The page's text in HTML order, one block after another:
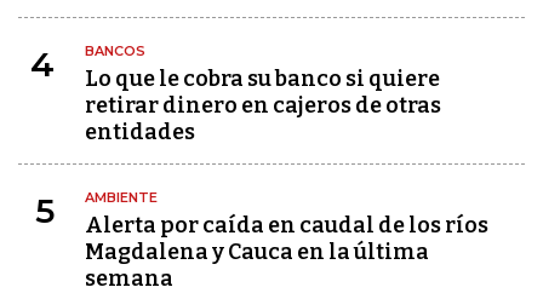
4 BANCOS
Lo que le cobra su banco si quiere
retirar dinero en cajeros de otras
entidades
5 AMBIENTE
Alerta por caída en caudal de los ríos
Magdalena y Cauca en la última
semana